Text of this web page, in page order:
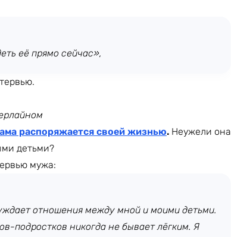
её прямо сейчас»,
распоряжается своей жизнью. Неужели она
детьми?
мужа:
отношения между мной и моими детьми.
подростков никогда не бывает лёгким. Я